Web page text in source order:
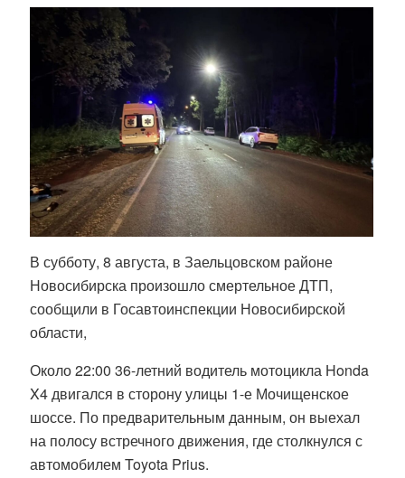
В субботу, 8 августа, в Заельцовском районе
Новосибирска произошло смертельное ДТП,
сообщили в Госавтоинспекции Новосибирской
области,
Около 22:00 36-летний водитель мотоцикла Honda
X4 двигался в сторону улицы 1-е Мочищенское
шоссе. По предварительным данным, он выехал
на полосу встречного движения, где столкнулся с
автомобилем Toyota Prius.